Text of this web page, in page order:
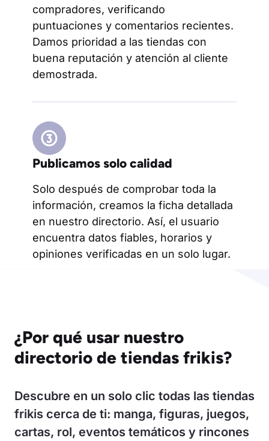
compradores, verificando
puntuaciones y comentarios recientes.
Damos prioridad a las tiendas con
buena reputación y atención al cliente
demostrada.
Publicamos solo calidad
Solo después de comprobar toda la
información, creamos la ficha detallada
en nuestro directorio. Así, el usuario
encuentra datos fiables, horarios y
opiniones verificadas en un solo lugar.
¿Por qué usar nuestro
directorio de tiendas frikis?
Descubre en un solo clic todas las tiendas
frikis cerca de ti: manga, figuras, juegos,
cartas, rol, eventos temáticos y rincones